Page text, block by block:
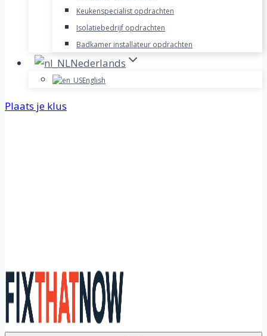
Keukenspecialist opdrachten
Isolatiebedrijf opdrachten
Badkamer installateur opdrachten
Nederlands
English
Plaats je klus